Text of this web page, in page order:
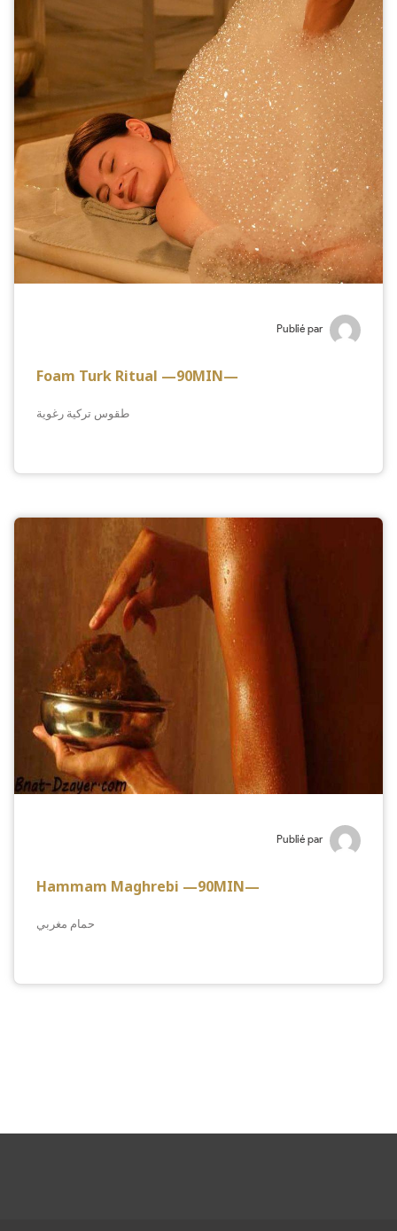
Publié par
Foam Turk Ritual —90MIN—
طقوس تركية رغوية
Publié par
Hammam Maghrebi —90MIN—
حمام مغربي